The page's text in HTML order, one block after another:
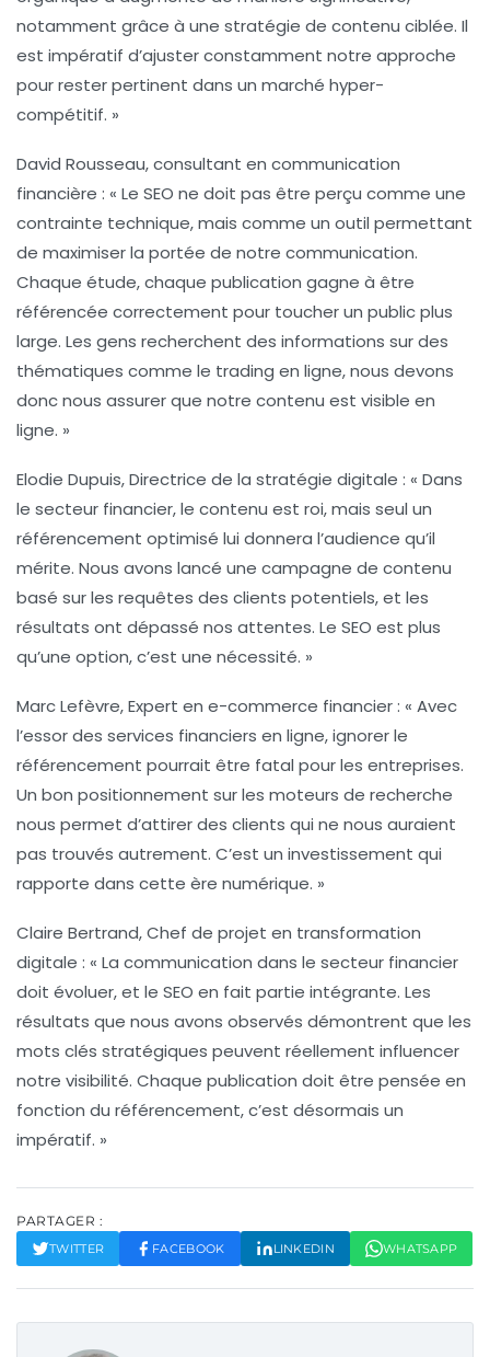
notamment grâce à une stratégie de contenu ciblée. Il
est impératif d’ajuster constamment notre approche
pour rester pertinent dans un marché hyper-
compétitif. »
David Rousseau, consultant en communication
financière : « Le SEO ne doit pas être perçu comme une
contrainte technique, mais comme un outil permettant
de maximiser la portée de notre communication.
Chaque étude, chaque publication gagne à être
référencée correctement pour toucher un public plus
large. Les gens recherchent des informations sur des
thématiques comme le trading en ligne, nous devons
donc nous assurer que notre contenu est visible en
ligne. »
Elodie Dupuis, Directrice de la stratégie digitale : « Dans
le secteur financier, le contenu est roi, mais seul un
référencement optimisé lui donnera l’audience qu’il
mérite. Nous avons lancé une campagne de contenu
basé sur les requêtes des clients potentiels, et les
résultats ont dépassé nos attentes. Le SEO est plus
qu’une option, c’est une nécessité. »
Marc Lefèvre, Expert en e-commerce financier : « Avec
l’essor des services financiers en ligne, ignorer le
référencement pourrait être fatal pour les entreprises.
Un bon positionnement sur les moteurs de recherche
nous permet d’attirer des clients qui ne nous auraient
pas trouvés autrement. C’est un investissement qui
rapporte dans cette ère numérique. »
Claire Bertrand, Chef de projet en transformation
digitale : « La communication dans le secteur financier
doit évoluer, et le SEO en fait partie intégrante. Les
résultats que nous avons observés démontrent que les
mots clés stratégiques peuvent réellement influencer
notre visibilité. Chaque publication doit être pensée en
fonction du référencement, c’est désormais un
impératif. »
PARTAGER :
TWITTER FACEBOOK LINKEDIN WHATSAPP